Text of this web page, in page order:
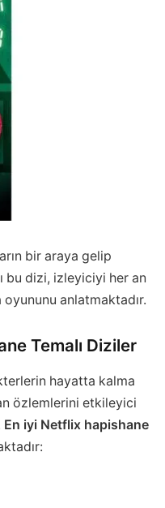
bir araya gelip
bu dizi, izleyiciyi her an
anlatmaktadır.
Temalı Diziler
hayatta kalma
özlemlerini etkileyici
En iyi Netflix hapishane